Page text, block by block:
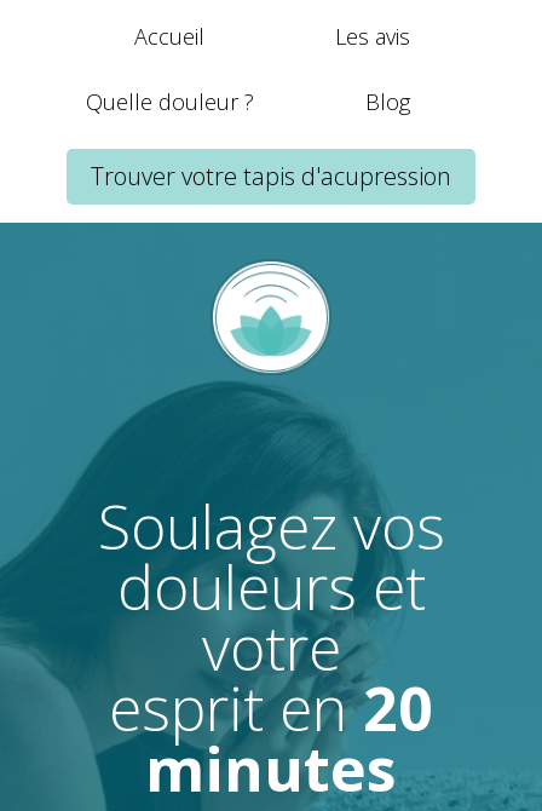
Accueil Les avis
Quelle douleur ? Blog
Trouver votre tapis d'acupression
Soulagez vos
douleurs et
votre
esprit en20
minutes